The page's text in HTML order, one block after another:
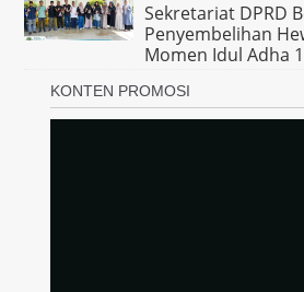
Sekretariat DPRD
Penyembelihan
Momen Idul Adha